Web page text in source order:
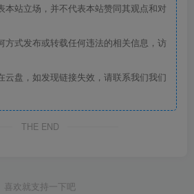
本站立场，并不代表本站赞同其观点和对
方式发布或转载任何违法的相关信息，访
云盘，如发现链接失效，请联系我们我们
THE END
喜欢就支持一下吧